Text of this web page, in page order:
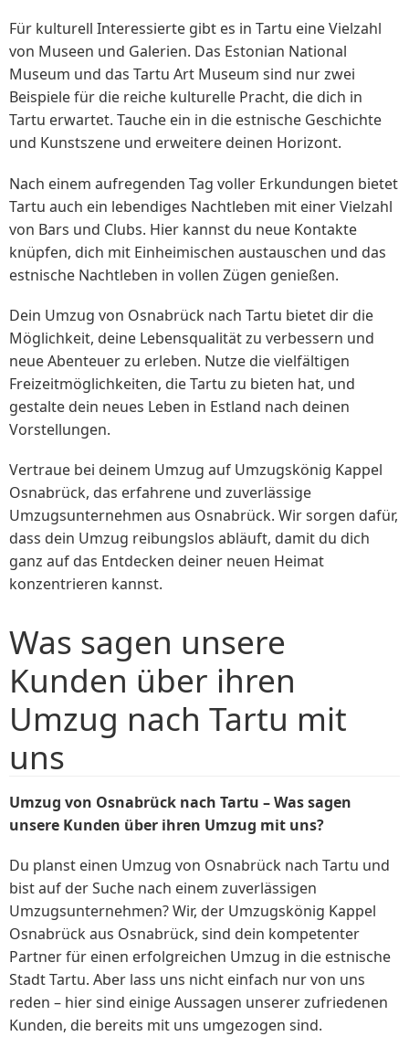
Für kulturell Interessierte gibt es in Tartu eine Vielzahl
von Museen und Galerien. Das Estonian National
Museum und das Tartu Art Museum sind nur zwei
Beispiele für die reiche kulturelle Pracht, die dich in
Tartu erwartet. Tauche ein in die estnische Geschichte
und Kunstszene und erweitere deinen Horizont.
Nach einem aufregenden Tag voller Erkundungen bietet
Tartu auch ein lebendiges Nachtleben mit einer Vielzahl
von Bars und Clubs. Hier kannst du neue Kontakte
knüpfen, dich mit Einheimischen austauschen und das
estnische Nachtleben in vollen Zügen genießen.
Dein Umzug von Osnabrück nach Tartu bietet dir die
Möglichkeit, deine Lebensqualität zu verbessern und
neue Abenteuer zu erleben. Nutze die vielfältigen
Freizeitmöglichkeiten, die Tartu zu bieten hat, und
gestalte dein neues Leben in Estland nach deinen
Vorstellungen.
Vertraue bei deinem Umzug auf Umzugskönig Kappel
Osnabrück, das erfahrene und zuverlässige
Umzugsunternehmen aus Osnabrück. Wir sorgen dafür,
dass dein Umzug reibungslos abläuft, damit du dich
ganz auf das Entdecken deiner neuen Heimat
konzentrieren kannst.
Was sagen unsere
Kunden über ihren
Umzug nach Tartu mit
uns
Umzug von Osnabrück nach Tartu – Was sagen
unsere Kunden über ihren Umzug mit uns?
Du planst einen Umzug von Osnabrück nach Tartu und
bist auf der Suche nach einem zuverlässigen
Umzugsunternehmen? Wir, der Umzugskönig Kappel
Osnabrück aus Osnabrück, sind dein kompetenter
Partner für einen erfolgreichen Umzug in die estnische
Stadt Tartu. Aber lass uns nicht einfach nur von uns
reden – hier sind einige Aussagen unserer zufriedenen
Kunden, die bereits mit uns umgezogen sind.